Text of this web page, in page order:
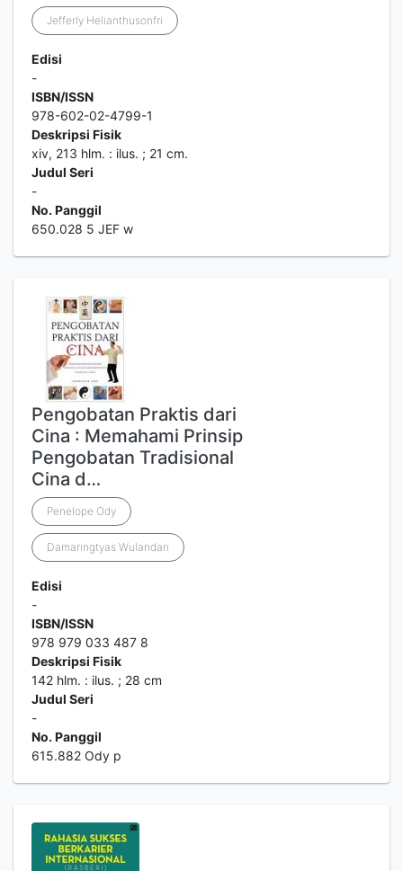
Jefferly Helianthusonfri
Edisi
-
ISBN/ISSN
978-602-02-4799-1
Deskripsi Fisik
xiv, 213 hlm. : ilus. ; 21 cm.
Judul Seri
-
No. Panggil
650.028 5 JEF w
Pengobatan Praktis dari
Cina : Memahami Prinsip
Pengobatan Tradisional
Cina d…
Penelope Ody
Damaringtyas Wulandari
Edisi
-
ISBN/ISSN
978 979 033 487 8
Deskripsi Fisik
142 hlm. : ilus. ; 28 cm
Judul Seri
-
No. Panggil
615.882 Ody p